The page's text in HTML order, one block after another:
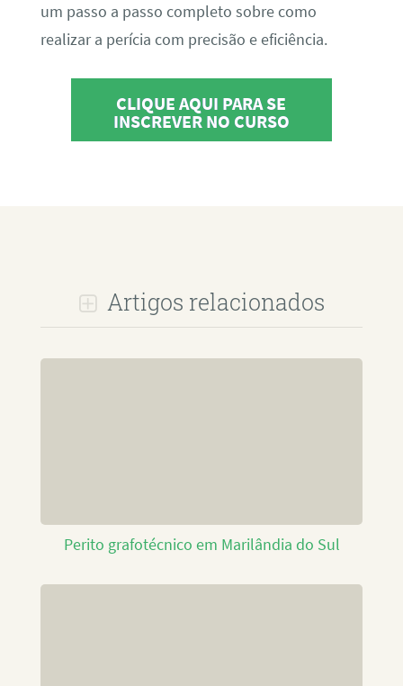
um passo a passo completo sobre como
realizar a perícia com precisão e eficiência.
CLIQUE AQUI PARA SE
INSCREVER NO CURSO
Artigos relacionados
Perito grafotécnico em Marilândia do Sul